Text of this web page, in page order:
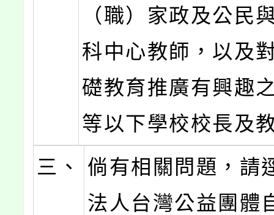
（職）家政及公民
科中心教師，以及
礎教育推廣有興趣
等以下學校校長及
三、
倘有相關問題，請
法人台灣公益團體